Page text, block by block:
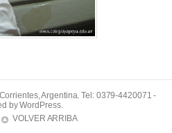
Argentina. Tel: 0379-4420071 -
byWordPress.
VOLVER ARRIBA